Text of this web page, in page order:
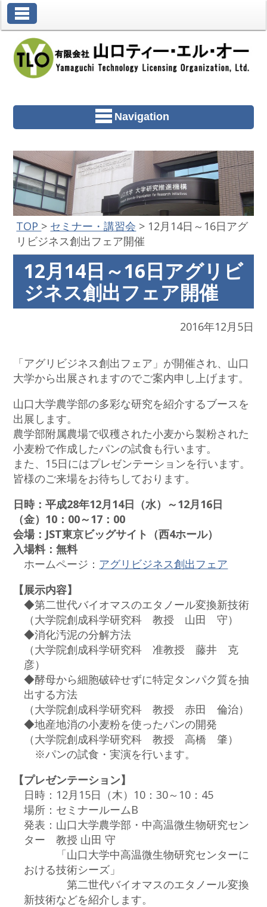
Navigation
TOP > セミナー・講習会 > 12月14日～16日アグ
リビジネス創出フェア開催
12月14日～16日アグリビ
ジネス創出フェア開催
2016年12月5日
「アグリビジネス創出フェア」が開催され、山口
大学から出展されますのでご案内申し上げます。
山口大学農学部の多彩な研究を紹介するブースを
出展します。
農学部附属農場で収穫された小麦から製粉された
小麦粉で作成したパンの試食も行います。
また、15日にはプレゼンテーションを行います。
皆様のご来場をお待ちしております。
日時：平成28年12月14日（水）～12月16日
（金）10：00～17：00
会場：JST東京ビッグサイト（西4ホール）
入場料：無料
ホームページ： アグリビジネス創出フェア
【展示内容】
◆第二世代バイオマスのエタノール変換新技術
（大学院創成科学研究科 教授 山田 守）
◆消化汚泥の分解方法
（大学院創成科学研究科 准教授 藤井 克
彦）
◆酵母から細胞破砕せずに特定タンパク質を抽
出する方法
（大学院創成科学研究科 教授 赤田 倫治）
◆地産地消の小麦粉を使ったパンの開発
（大学院創成科学研究科 教授 高橋 肇）
※パンの試食・実演を行います。
【プレゼンテーション】
日時：12月15日（木）10：30～10：45
場所：セミナールームB
発表：山口大学農学部・中高温微生物研究セン
ター 教授 山田 守
「山口大学中高温微生物研究センターに
おける技術シーズ」
第二世代バイオマスのエタノール変換
新技術などを紹介します。